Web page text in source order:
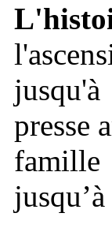
presse
famille